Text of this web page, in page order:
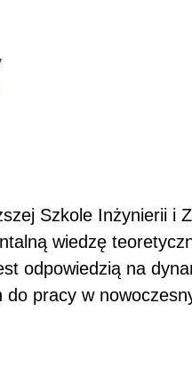
Szkole Inżynierii i
wiedzę
odpowiedzią na
pracy w